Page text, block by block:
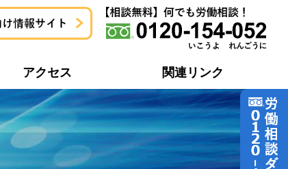
地域協議会一覧
労働問題どう解決するの？
地域協議会活動報告一覧
アクセス 関連リンク